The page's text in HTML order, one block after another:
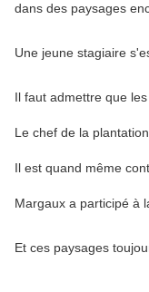
dans des paysages
Une jeune stagiaire
Il faut admettre que
Le chef de la
Il est quand même
Margaux a participé à
Et ces paysages